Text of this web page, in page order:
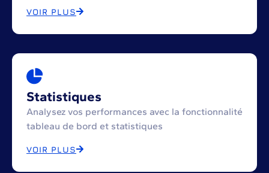
VOIR PLUS
Statistiques
Analysez vos performances avec la fonctionnalité
tableau de bord et statistiques
VOIR PLUS